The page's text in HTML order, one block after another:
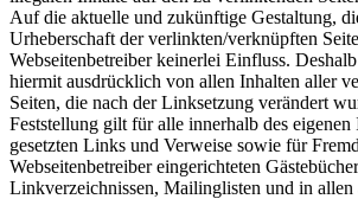
Auf die aktuelle und zukünftige Gestaltung,
Urheberschaft der verlinkten/verknüpften
Webseitenbetreiber keinerlei Einfluss.
hiermit ausdrücklich von allen Inhalten aller
Seiten, die nach der Linksetzung verändert
Feststellung gilt für alle innerhalb des eigenen
gesetzten Links und Verweise sowie für
Webseitenbetreiber eingerichteten
Linkverzeichnissen, Mailinglisten und in allen